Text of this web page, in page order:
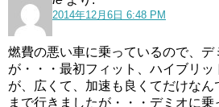
2014年12月6日 6:48 PM
燃費の悪い車に乗っているので、デ
が・・・最初フィット、ハイブリッ
が、広くて、加速も良くてだけなん
まで行きましたが・・・デミオに